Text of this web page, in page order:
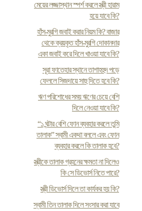
মেয়ের লজ্জাস্থান স্পর্শ করলে স্ত্রী হারাম
হয়ে যাবে কি?
হাঁস-মুরগি জবাই করার নিয়ম কি? বাজার
থেকে ক্রয়কৃত হাঁস-মুরগি দোকানদার
একা জবাই করে দিলে খাওয়া যাবে কি?
সূরা ফাতেহার স্থানে তাশাহহুদ পড়ে
ফেললে সিজদায়ে সাহু দিতে হবে কি?
ঋণ পরিশোধের সময় ঋণের চেয়ে বেশি
দিলে নেওয়া যাবে কি?
“১ ঘন্টার বেশি ফোন ব্যবহার করলে তুমি
তালাক” স্বামী একথা বললে এবং ফোন
ব্যবহার করলে কি তালাক হবে?
স্ত্রীকে তালাক গ্রহনের ক্ষমতা না দিলেও
কি সে ডিভোর্স নিতে পারে?
স্ত্রী ডিভোর্স দিলে তা কার্যকর হয় কি?
স্বামী তিন তালাক দিলে সংসার করা যাবে